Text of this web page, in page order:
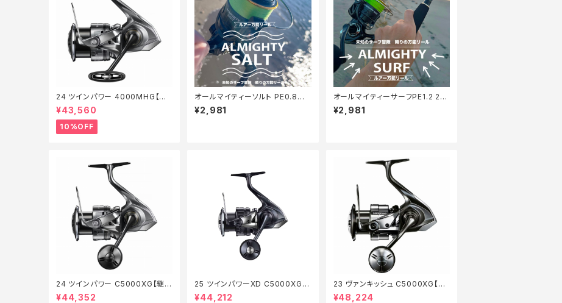
24 ツインパワー 4000MHG【継
続セール_リール】【10】
¥43,560
10%OFF
オールマイティーソルト PE0.8号1
50m Tオリ
¥2,981
オールマイティーサーフPE1.2 20
0m【Tオリ】
¥2,981
24 ツインパワー C5000XG【継続
セール_リール】【10】
¥44,352
25 ツインパワーXD C5000XG
【特価リール】【20】
¥44,212
23 ヴァンキッシュ C5000XG【特
価リール】【20】
¥48,224